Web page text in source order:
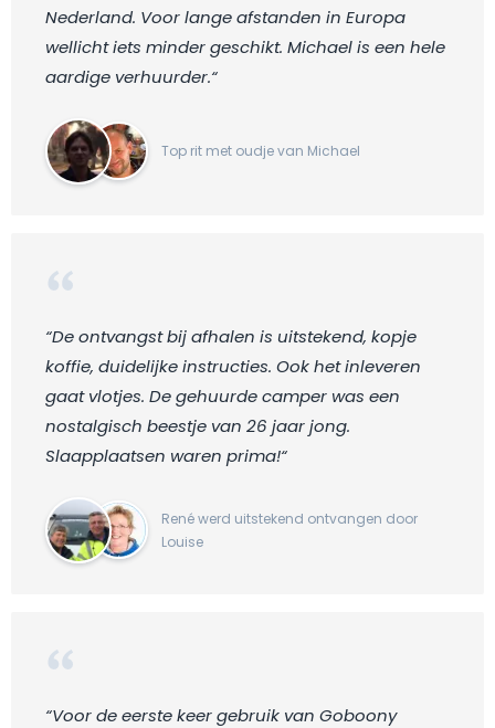
Nederland. Voor lange afstanden in Europa
wellicht iets minder geschikt. Michael is een hele
aardige verhuurder.“
Top rit met oudje van Michael
“De ontvangst bij afhalen is uitstekend, kopje
koffie, duidelijke instructies. Ook het inleveren
gaat vlotjes. De gehuurde camper was een
nostalgisch beestje van 26 jaar jong.
Slaapplaatsen waren prima!“
René werd uitstekend ontvangen door
Louise
“Voor de eerste keer gebruik van Goboony